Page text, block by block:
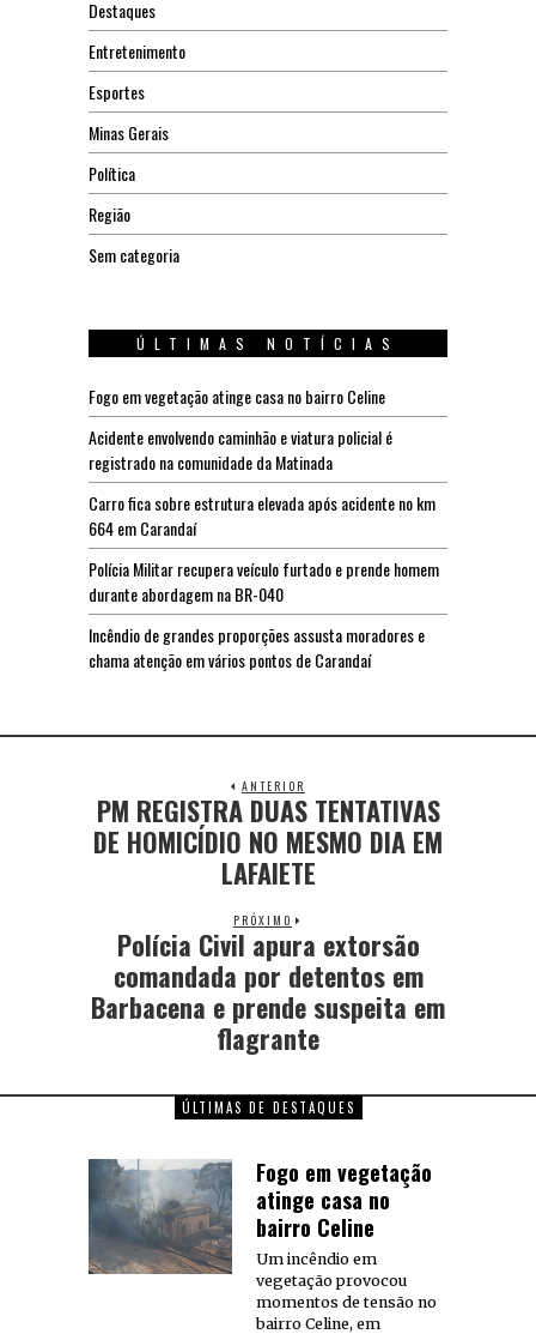
Destaques
Entretenimento
Esportes
Minas Gerais
Política
Região
Sem categoria
ÚLTIMAS NOTÍCIAS
Fogo em vegetação atinge casa no bairro Celine
Acidente envolvendo caminhão e viatura policial é
registrado na comunidade da Matinada
Carro fica sobre estrutura elevada após acidente no km
664 em Carandaí
Polícia Militar recupera veículo furtado e prende homem
durante abordagem na BR-040
Incêndio de grandes proporções assusta moradores e
chama atenção em vários pontos de Carandaí
ANTERIOR
PM REGISTRA DUAS TENTATIVAS
DE HOMICÍDIO NO MESMO DIA EM
LAFAIETE
PRÓXIMO
Polícia Civil apura extorsão
comandada por detentos em
Barbacena e prende suspeita em
flagrante
ÚLTIMAS DE DESTAQUES
Fogo em vegetação
atinge casa no
bairro Celine
Um incêndio em
vegetação provocou
momentos de tensão no
bairro Celine, em